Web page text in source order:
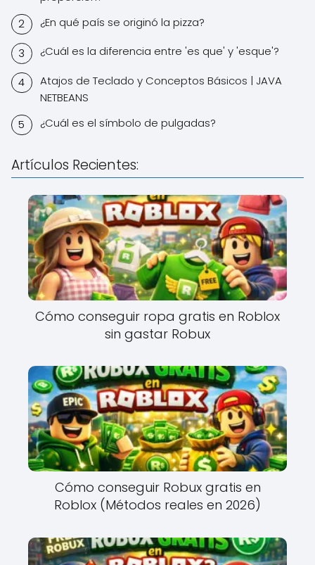
¿En qué país se originó la pizza?
¿Cuál es la diferencia entre 'es que' y 'esque'?
Atajos de Teclado y Conceptos Básicos | JAVA
NETBEANS
¿Cuál es el símbolo de pulgadas?
Artículos Recientes:
Cómo conseguir ropa gratis en Roblox
sin gastar Robux
Cómo conseguir Robux gratis en
Roblox (Métodos reales en 2026)